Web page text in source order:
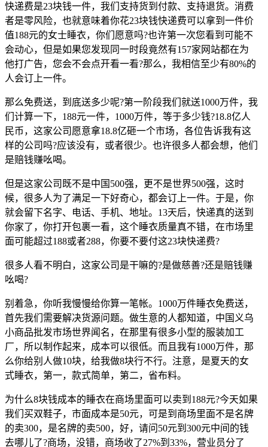
快递费是23块钱一件，我们支持货到付款、支持退货。消费
者是零风险，也就意味着你花23块钱快递费可以拿到一件价
值188元的女士睡衣，你们愿意吗?也许第一次您看到可能不
会动心，但是如果您发现同一时段竟然有157家网站都在为
他打广告，您会不会点开看一看?那么，我相信至少有80%的
人会订上一件。
那么免费送，到底送多少呢?第一阶段我们就送1000万件，我
们计算一下，188元一件，1000万件，等于多少钱?18.8亿人
民币，这家公司愿意拿18.8亿砸一个市场，各位告诉我有这
样的公司吗?应该没有，或者很少。也许很多人都会想，他们
是赔钱赚吆喝。
但是这家公司既不是中国500强，更不是世界500强，这时
候，很多人为了满足一下好奇心，都会订上一件。于是，你
就会留下名字、电话、手机、地址。13天后，快递真的送到
你家了，你打开包裹一看，这个睡衣质量真不错，在市场里
面可能超过188或者288，你要不要付这23块快递费?
很多人看不明白，这家公司是干嘛的?是做慈善?还是赔钱赚
吆喝?
别着急，你听我慢慢给你算一笔帐。1000万件睡衣免费送，
首先我们需要解决货源问题。做生意的人都知道，中国义乌
小商品批发市场世界闻名，在那里有很多小型的服装加工
厂，所以制作起来，成本可以很低。而且我有1000万件，那
么你给别人做10块，给我做8块行不行。注意，是夏天的女
式睡衣，第一，款式简单，第二，省布料。
为什么8块钱成本的睡衣在商场里面可以卖到188元?今天如果
我们买双鞋子，市面成本是50元，可是到商场里面不是名牌
的卖300，是名牌的卖500，好，请问50元到300元中间的钱
去哪儿了?商场，没错，商场收了27%到33%，营业员分了